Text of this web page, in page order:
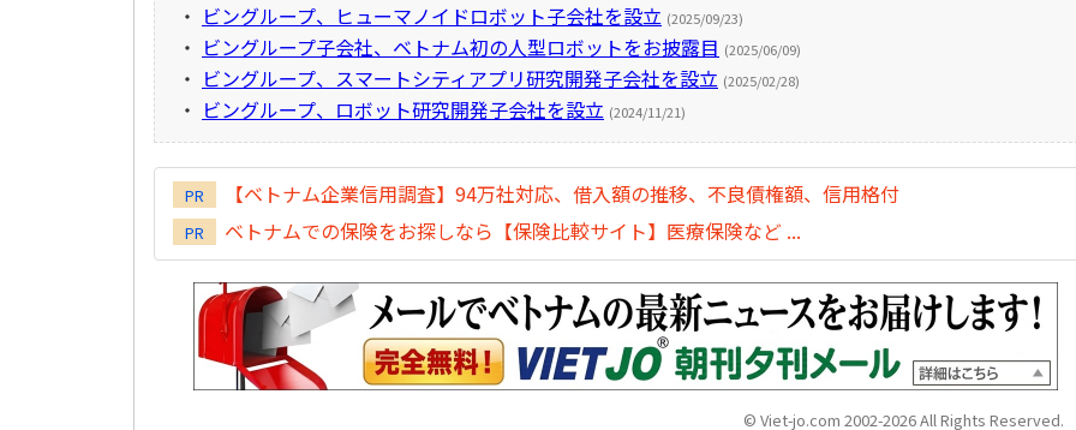
・ ビングループ、ヒューマノイドロボット子会社を設立 (2025/09/23)
・ ビングループ子会社、ベトナム初の人型ロボットをお披露目 (2025/06/09)
・ ビングループ、スマートシティアプリ研究開発子会社を設立 (2025/02/28)
・ ビングループ、ロボット研究開発子会社を設立 (2024/11/21)
PR 【ベトナム企業信用調査】94万社対応、借入額の推移、不良債権額、信用格付
PR ベトナムでの保険をお探しなら【保険比較サイト】医療保険など ...
© Viet-jo.com 2002-2026 All Rights Reserved.